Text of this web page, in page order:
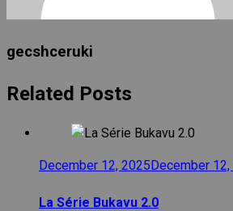
gecshceruki
Related Posts
December 12, 2025 December
La Série Bukavu 2.0